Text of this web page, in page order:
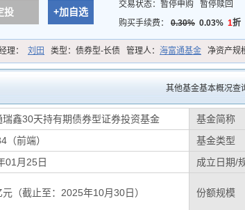
投 +加自选
交易状态： 暂停申购
暂停赎回
购买手续费： 0.30% 0.03% 1折
理： 刘田 类型： 债券型-长债 管理人： 海富通基金 净资产规
其他基金基本概况查
瑞鑫30天持有期债券型证券投资基金 基金简称
（前端） 基金类型
01月25日 成立日期/
（截止至：2025年10月30日） 份额规模